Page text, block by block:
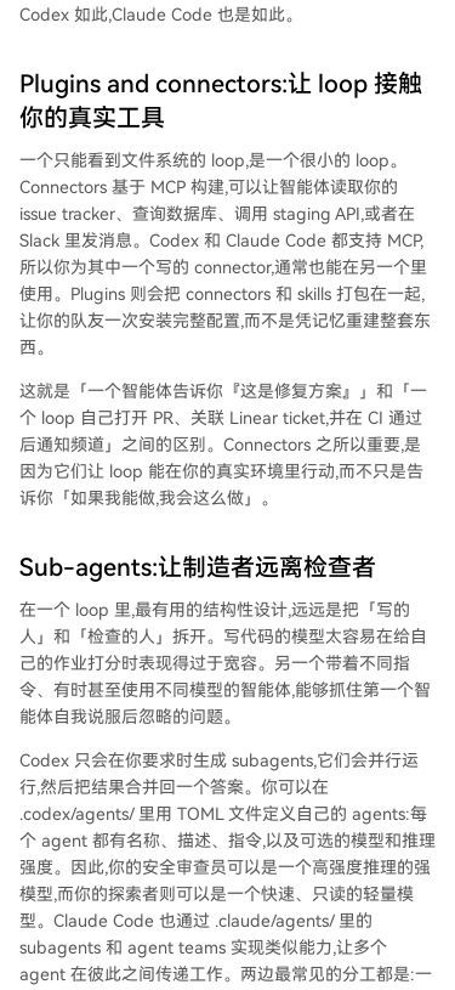
Codex 如此,Claude Code 也是如此。
Plugins and connectors:让 loop 接触
你的真实工具
一个只能看到文件系统的 loop,是一个很小的 loop。
Connectors 基于 MCP 构建,可以让智能体读取你的
issue tracker、查询数据库、调用 staging API,或者在
Slack 里发消息。Codex 和 Claude Code 都支持 MCP,
所以你为其中一个写的 connector,通常也能在另一个里
使用。Plugins 则会把 connectors 和 skills 打包在一起,
让你的队友一次安装完整配置,而不是凭记忆重建整套东
西。
这就是「一个智能体告诉你『这是修复方案』」和「一
个 loop 自己打开 PR、关联 Linear ticket,并在 CI 通过
后通知频道」之间的区别。Connectors 之所以重要,是
因为它们让 loop 能在你的真实环境里行动,而不只是告
诉你「如果我能做,我会这么做」。
Sub-agents:让制造者远离检查者
在一个 loop 里,最有用的结构性设计,远远是把「写的
人」和「检查的人」拆开。写代码的模型太容易在给自
己的作业打分时表现得过于宽容。另一个带着不同指
令、有时甚至使用不同模型的智能体,能够抓住第一个智
能体自我说服后忽略的问题。
Codex 只会在你要求时生成 subagents,它们会并行运
行,然后把结果合并回一个答案。你可以在
.codex/agents/ 里用 TOML 文件定义自己的 agents:每
个 agent 都有名称、描述、指令,以及可选的模型和推理
强度。因此,你的安全审查员可以是一个高强度推理的强
模型,而你的探索者则可以是一个快速、只读的轻量模
型。Claude Code 也通过 .claude/agents/ 里的
subagents 和 agent teams 实现类似能力,让多个
agent 在彼此之间传递工作。两边最常见的分工都是:一